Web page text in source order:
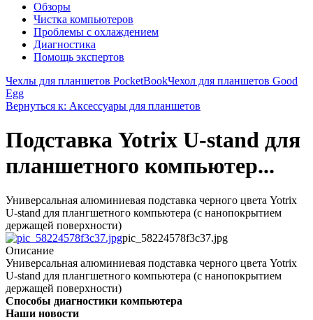
Обзоры
Чистка компьютеров
Проблемы с охлаждением
Диагностика
Помощь экспертов
Чехлы для планшетов PocketBookЧехол для планшетов Good
Egg
Вернуться к: Аксессуары для планшетов
Подставка Yotrix U-stand для
планшетного компьютер...
Универсальная алюминиевая подставка черного цвета Yotrix
U-stand для плангшетного компьютера (с нанопокрытием
держащей поверхности)
pic_58224578f3c37.jpg
Описание
Универсальная алюминиевая подставка черного цвета Yotrix
U-stand для плангшетного компьютера (с нанопокрытием
держащей поверхности)
Способы диагностики компьютера
Наши новости